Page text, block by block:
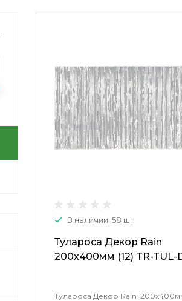
В наличии: 58 шт
Тулароса Декор Rain
200х400мм (12) TR-TUL-
Тулароса Декор Rain 200х400мм